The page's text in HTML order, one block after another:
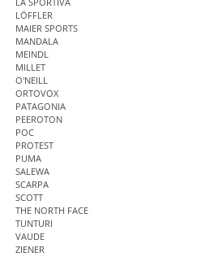
LÖFFLER
MAIER SPORTS
MANDALA
MEINDL
MILLET
O'NEILL
ORTOVOX
PATAGONIA
PEEROTON
POC
PROTEST
PUMA
SALEWA
SCARPA
SCOTT
THE NORTH FACE
TUNTURI
VAUDE
ZIENER